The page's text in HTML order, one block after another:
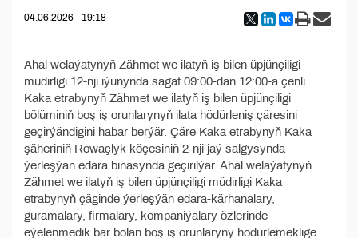
04.06.2026 - 19:18
Ahal welaýatynyň Zähmet we ilatyň iş bilen üpjünçiligi
müdirligi 12-nji iýunynda sagat 09:00-dan 12:00-a çenli
Kaka etrabynyň Zähmet we ilatyň iş bilen üpjünçiligi
bölüminiň boş iş orunlarynyň ilata hödürleniş çäresini
geçirýändigini habar berýär. Çäre Kaka etrabynyň Kaka
şäheriniň Rowaçlyk köçesiniň 2-nji jaý salgysynda
ýerleşýän edara binasynda geçirilýär. Ahal welaýatynyň
Zähmet we ilatyň iş bilen üpjünçiligi müdirligi Kaka
etrabynyň çäginde ýerleşýän edara-kärhanalary,
guramalary, firmalary, kompaniýalary özlerinde
eýelenmedik bar bolan boş iş orunlaryny hödürlemeklige